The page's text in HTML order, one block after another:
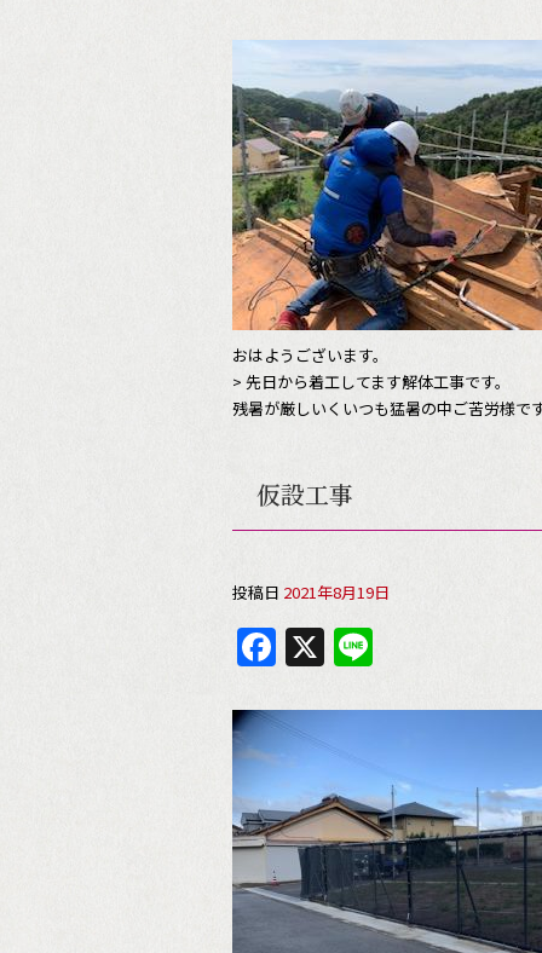
おはようございます。
> 先日から着工してます解体工事です。
残暑が厳しいくいつも猛暑の中ご苦労様で
仮設工事
投稿日 2021年8月19日
F
a
c
e
b
o
o
k
X
e